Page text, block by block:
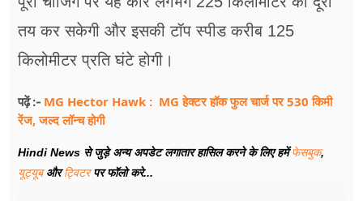
तय कर सकेगी और इसकी टॉप स्पीड करीब 125
किलोमीटर प्रति घंटे होगी।
पढ़ें :- MG Hector Hawk : MG हेक्टर हॉक फुल चार्ज पर 530 किमी
रेंज, जल्द लॉन्च होगी
Hindi News से जुड़े अन्य अपडेट लगातार हासिल करने के लिए हमेंफेसबुक,
यूट्यूबऔरट्विटरपर फॉलो करे...